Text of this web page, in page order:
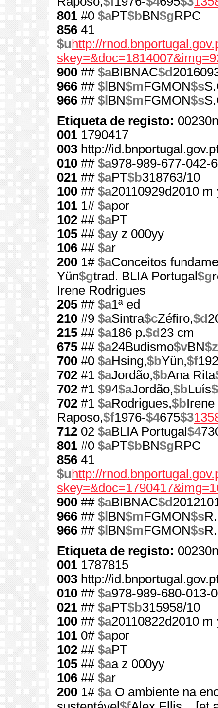
801 #0 $aPT$bBN$gRPC
856 41
$u http://
900 ## $aBIBNAC$d
966 ## $l BN$mFGMON$s
966 ## $l BN$mFGMON$s
Etiqueta de registo:
001 1790417
003 http://
010 ## $a978-989-677-042-6
021 ## $aPT$b318763/10
100 ## $a20110929d2010
101 1# $apor
102 ## $aPT
105 ## $ay z 000yy
106 ## $ar
200 1# $aConceitos
Yün$gtrad. BLIA Portugal$g
Irene Rodrigues
205 ## $a1ª ed
210 #9 $aSintra$cZéfiro,$d
215 ## $a186 p.$d 23 cm
675 ## $a24Budismo$vBN$z
700 #0 $aHsing,$bYün,$f
702 #1 $aJordão,$bAna Rita
702 #1 $94$aJordão,$bLuís
702 #1 $aRodrigues,$b
Raposo,$f1976-$4675$3
712 02 $aBLIA Portugal$4
801 #0 $aPT$bBN$gRPC
856 41
$u http://
900 ## $aBIBNAC$d
966 ## $l BN$mFGMON$s
966 ## $l BN$mFGMON$s
Etiqueta de registo:
001 1787815
003 http://
010 ## $a978-989-680-013-0
021 ## $aPT$b315958/10
100 ## $a20110822d2010
101 0# $apor
102 ## $aPT
105 ## $aa z 000yy
106 ## $ar
200 1# $aO ambiente na